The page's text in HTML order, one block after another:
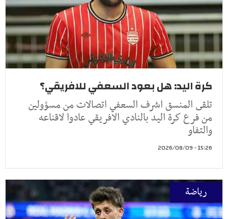
كرة اليد: هل بعود السعفي للافريقي؟
تلقى المنسق اشرف السعفي اتصالات من مسؤولين
من فرع كرة اليد بالنادي الافريقي عادوا لاقناعه
والتفاو
15:26 - 2026/08/09
رياضة